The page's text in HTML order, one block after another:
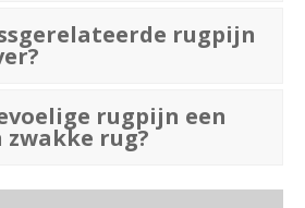
rugpijn
rugpijn een
rug?